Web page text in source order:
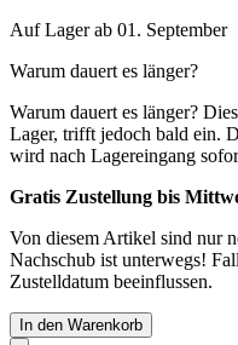
Auf Lager ab 01. September
Warum dauert es länger?
Warum dauert es länger?
Lager, trifft jedoch bald ein.
wird nach Lagereingang
Gratis Zustellung bis
Von diesem Artikel sind nur
Nachschub ist unterwegs!
Zustelldatum beeinflussen.
In den Warenkorb